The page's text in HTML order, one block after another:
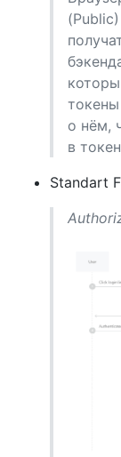
о нём,
в
Standart